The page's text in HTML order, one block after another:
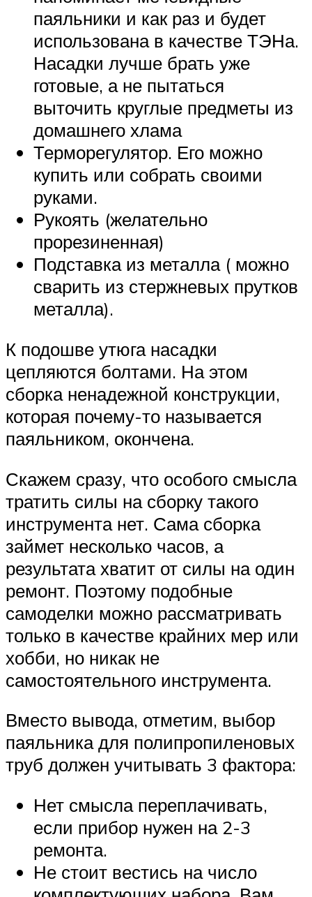
паяльники и как раз и будет
использована в качестве ТЭНа.
Насадки лучше брать уже
готовые, а не пытаться
выточить круглые предметы из
домашнего хлама
Терморегулятор. Его можно
купить или собрать своими
руками.
Рукоять (желательно
прорезиненная)
Подставка из металла ( можно
сварить из стержневых прутков
металла).
К подошве утюга насадки
цепляются болтами. На этом
сборка ненадежной конструкции,
которая почему-то называется
паяльником, окончена.
Скажем сразу, что особого смысла
тратить силы на сборку такого
инструмента нет. Сама сборка
займет несколько часов, а
результата хватит от силы на один
ремонт. Поэтому подобные
самоделки можно рассматривать
только в качестве крайних мер или
хобби, но никак не
самостоятельного инструмента.
Вместо вывода, отметим, выбор
паяльника для полипропиленовых
труб должен учитывать 3 фактора:
Нет смысла переплачивать,
если прибор нужен на 2-3
ремонта.
Не стоит вестись на число